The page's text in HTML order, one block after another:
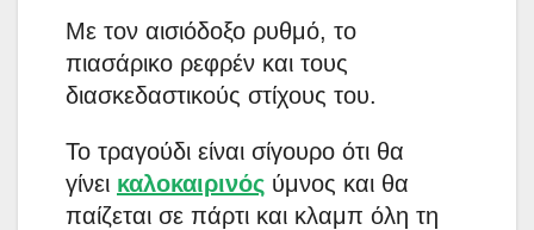
Με τον αισιόδοξο ρυθμό, το
πιασάρικο ρεφρέν και τους
διασκεδαστικούς στίχους του.
Το τραγούδι είναι σίγουρο ότι θα
γίνει καλοκαιρινός ύμνος και θα
παίζεται σε πάρτι και κλαμπ όλη τη